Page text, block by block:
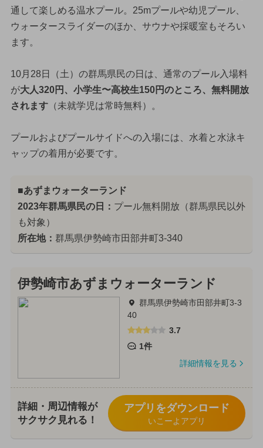
通して楽しめる温水プール。25mプールや幼児プール、
ウォータースライダーのほか、サウナや採暖室もそろい
ます。
10月28日（土）の群馬県民の日は、通常のプール入場料
が大人320円、小学生〜高校生150円のところ、無料開放
されます（未就学児は常時無料）。
プールおよびプールサイドへの入場には、水着と水泳キ
ャップの着用が必要です。
■あずまウォーターランド
2023年群馬県民の日： プール無料開放（群馬県民以外
も対象）
所在地： 群馬県伊勢崎市田部井町3-340
伊勢崎市あずまウォーターランド
群馬県伊勢崎市田部井町3-3
40
3.7
1件
詳細情報を見る
詳細・周辺情報が
サクサク見れる！
アプリをダウンロード
いこーよアプリ